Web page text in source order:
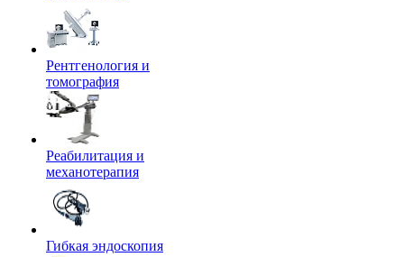
Рентгенология и
томография
Реабилитация и
механотерапия
Гибкая эндоскопия